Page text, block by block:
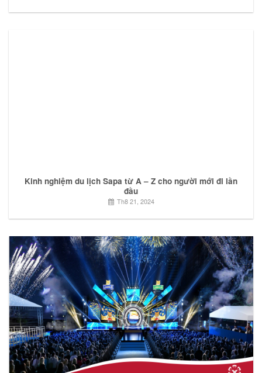
Kinh nghiệm du lịch Sapa từ A – Z cho người mới đi lần
đầu
Th8 21, 2024